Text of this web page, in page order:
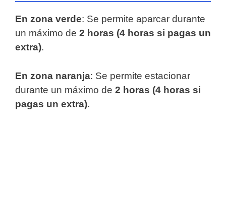
En zona verde: Se permite aparcar durante
un máximo de 2 horas (4 horas si pagas un
extra).
En zona naranja: Se permite estacionar
durante un máximo de 2 horas (4 horas si
pagas un extra).